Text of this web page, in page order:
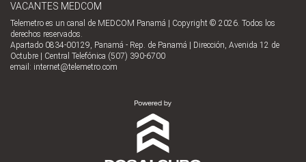
VACANTES MEDCOM
Telemetro es un canal de MEDCOM Panamá | Copyright © 2026. Todos los
derechos reservados.
Apartado 0834-00129, Panamá - Rep. de Panamá | Dirección, Avenida 12 de
Octubre | Central Telefónica (507) 390-6700
email: internet@telemetro.com